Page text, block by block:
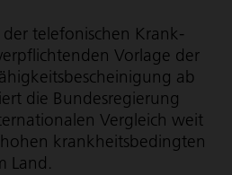
telefonischen Krank­
Vorlage der
ab
die Bundes­re­gie­rung
Vergleich weit
krank­heits­be­dingten
Land.